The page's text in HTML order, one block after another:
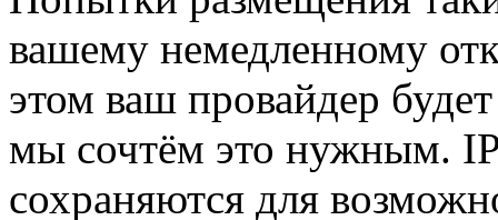
вашему немедленному
этом ваш провайдер
мы сочтём это нужным.
сохраняются для